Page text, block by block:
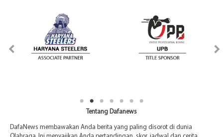
Tentang Dafanews
DafaNews membawakan Anda berita yang paling disorot di dunia